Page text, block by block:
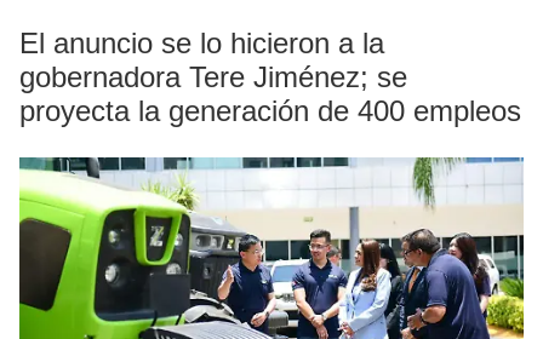
El anuncio se lo hicieron a la
gobernadora Tere Jiménez; se
proyecta la generación de 400 empleos